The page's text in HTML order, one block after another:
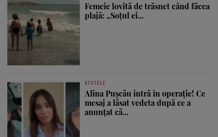
Femeie lovită de trăsnet când făcea
plajă: „Soțul ei...
KFETELE
Alina Pușcău intră în operație! Ce
mesaj a lăsat vedeta după ce a
anunțat că...